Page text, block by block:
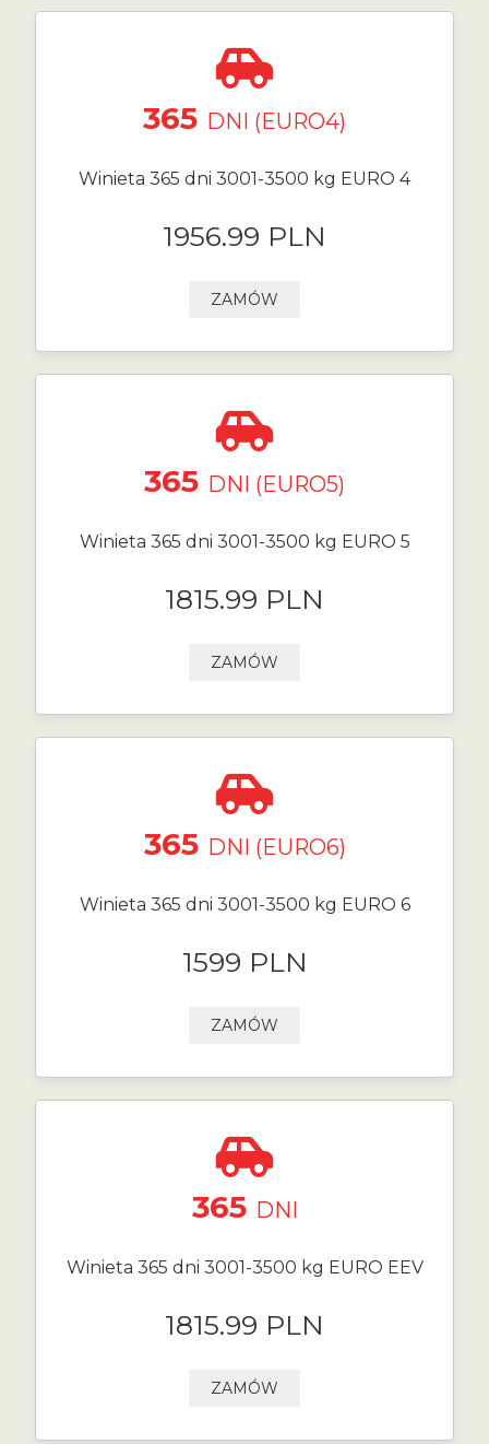
365 DNI (EURO4)
Winieta 365 dni 3001-3500 kg EURO 4
1956.99 PLN
ZAMÓW
365 DNI (EURO5)
Winieta 365 dni 3001-3500 kg EURO 5
1815.99 PLN
ZAMÓW
365 DNI (EURO6)
Winieta 365 dni 3001-3500 kg EURO 6
1599 PLN
ZAMÓW
365 DNI
Winieta 365 dni 3001-3500 kg EURO EEV
1815.99 PLN
ZAMÓW